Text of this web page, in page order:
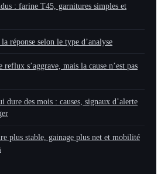
: farine T45, garnitures simples et
réponse selon le type d’analyse
s’aggrave, mais la cause n’est pas
dure des mois : causes, signaux d’alerte
plus stable, gainage plus net et mobilité